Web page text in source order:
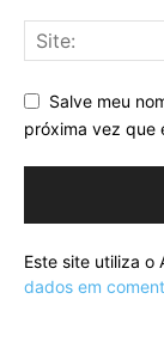
Salve meu
próxima vez que
Este site utiliza o
dados em